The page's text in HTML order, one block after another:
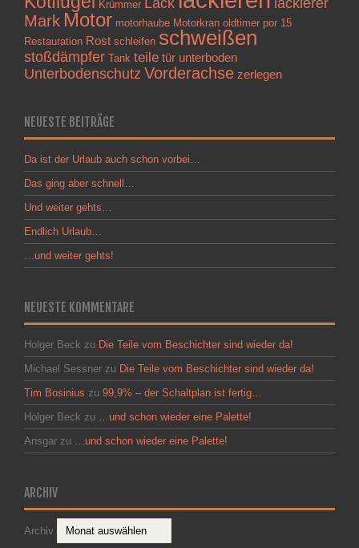
Krümmer
Mark Motor motorhaube Motorkran oldtimer por 15
Restauration Rost schleifen schweißen
stoßdämpfer Tank teile tür unterboden
Unterbodenschutz Vorderachse zerlegen
NEUESTE BEITRÄGE
Da ist der Urlaub auch schon vorbei…
Das ging aber schnell…
Und weiter gehts…
Endlich Urlaub…
…und weiter gehts!
NEUESTE KOMMENTARE
Holger Beck zu Die Teile vom Beschichter sind wieder da!
Michael Sessner zu Die Teile vom Beschichter sind wieder da!
Tim Bosinius zu 99,9% – der Schaltplan ist fertig…
Holger Beck zu …und schon wieder eine Palette!
Ansgar zu …und schon wieder eine Palette!
ARCHIV
Archiv